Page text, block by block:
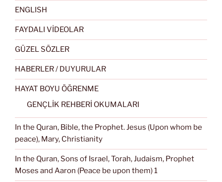
ENGLISH
FAYDALI VİDEOLAR
GÜZEL SÖZLER
HABERLER / DUYURULAR
HAYAT BOYU ÖĞRENME
GENÇLİK REHBERİ OKUMALARI
In the Quran, Bible, the Prophet. Jesus (Upon whom be
peace), Mary, Christianity
In the Quran, Sons of Israel, Torah, Judaism, Prophet
Moses and Aaron (Peace be upon them) 1